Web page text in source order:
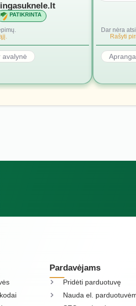
PATIKRINTA
avalynė
Dar nėra
Rašyti
Pardavėjams
Pridėti parduotuvę
Nauda el.